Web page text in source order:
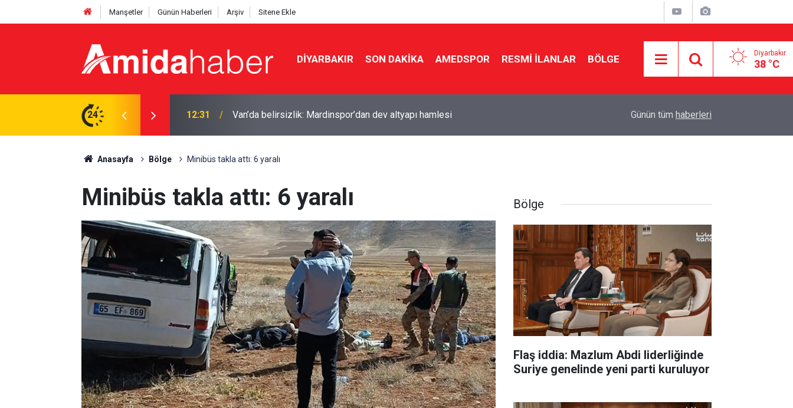
Manşetler Günün Haberleri Arşiv Sitene Ekle
DIYARBAKIR SON DAKIKA AMEDSPOR RESMI İLANLAR BÖLGE Diyarbakır
38 °C
24
dev altyapı hamlesi 11:53 Mardin’de dört kardeş aynı salonda evlendi Diyarbakır’da kadınlar bağımlılığa karşı bez
Günün tüm haberleri
Anasayfa Bölge Minibüs takla attı: 6 yaralı
Minibüs takla attı: 6 yaralı Bölge
Flaş iddia: Mazlum Abdi liderliğinde
Suriye genelinde yeni parti kuruluyor